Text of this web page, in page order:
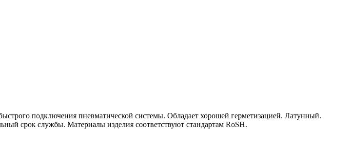
подключения пневматической системы. Обладает хорошей герметизацией. Латунный.
срок службы. Материалы изделия соответствуют стандартам RoSH.